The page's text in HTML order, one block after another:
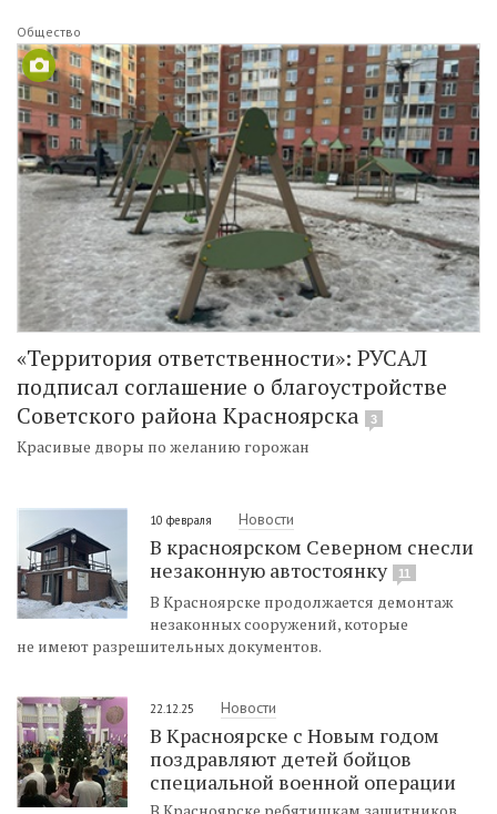
Общество
«Территория ответственности»: РУСАЛ
подписал соглашение о благоустройстве
Советского района Красноярска
3
Красивые дворы по желанию горожан
10 февраля Новости
В красноярском Северном снесли
незаконную автостоянку
11
В Красноярске продолжается демонтаж
незаконных сооружений, которые
не имеют разрешительных документов.
22.12.25 Новости
В Красноярске с Новым годом
поздравляют детей бойцов
специальной военной операции
В Красноярске ребятишкам защитников